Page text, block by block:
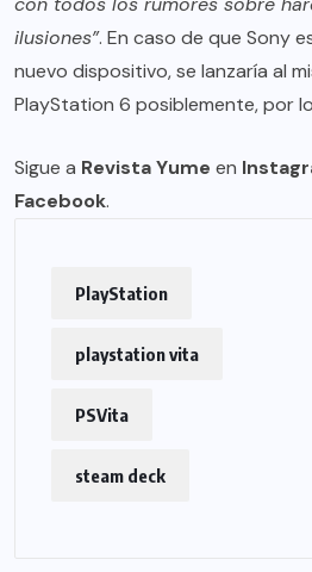
ilusiones”. En caso de que Sony
nuevo dispositivo, se lanzaría al
PlayStation 6 posiblemente, por
Sigue a Revista Yume en
Facebook.
PlayStation
playstation vita
PSVita
steam deck